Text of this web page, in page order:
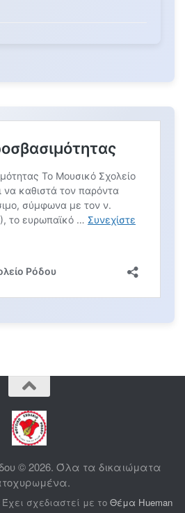
© 2026. Όλα τα δικαιώματα
σχεδιαστεί με το Θέμα Ηueman